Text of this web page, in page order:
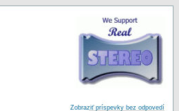
Zobraziť príspevky bez odpovedí